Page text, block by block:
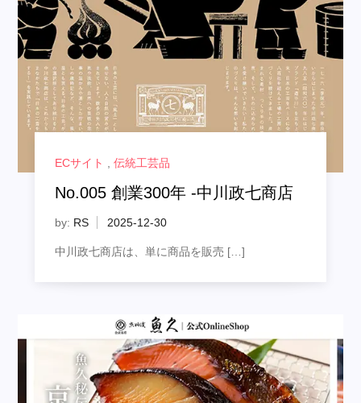
ECサイト , 伝統工芸品
No.005 創業300年 -中川政七商店
by: RS
中川政七商店は、単に商品を販売 […]